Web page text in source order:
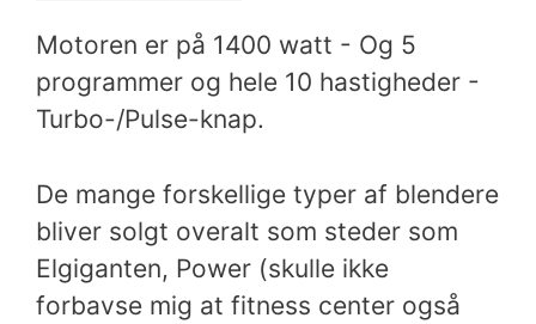
Motoren er på 1400 watt - Og 5
programmer og hele 10 hastigheder -
Turbo-/Pulse-knap.
De mange forskellige typer af blendere
bliver solgt overalt som steder som
Elgiganten, Power (skulle ikke
forbavse mig at fitness center også